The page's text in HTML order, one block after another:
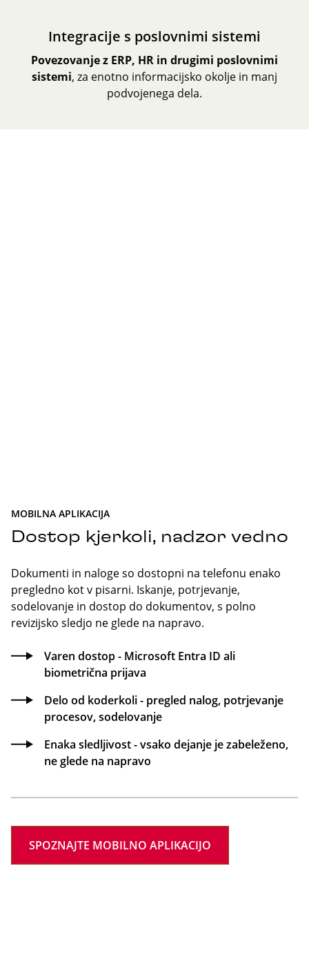
Integracije s poslovnimi sistemi
Povezovanje z ERP, HR in drugimi poslovnimi
sistemi, za enotno informacijsko okolje in manj
podvojenega dela.
MOBILNA APLIKACIJA
Dostop kjerkoli, nadzor vedno
Dokumenti in naloge so dostopni na telefonu enako
pregledno kot v pisarni. Iskanje, potrjevanje,
sodelovanje in dostop do dokumentov, s polno
revizijsko sledjo ne glede na napravo.
Varen dostop - Microsoft Entra ID ali
biometrična prijava
Delo od koderkoli - pregled nalog, potrjevanje
procesov, sodelovanje
Enaka sledljivost - vsako dejanje je zabeleženo,
ne glede na napravo
SPOZNAJTE MOBILNO APLIKACIJO